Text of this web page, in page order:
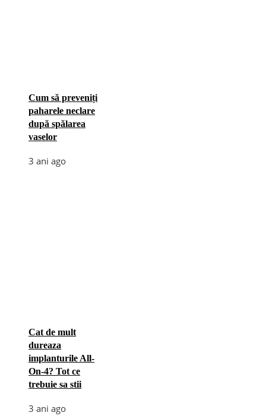
Cum să preveniți
paharele neclare
după spălarea
vaselor
3 ani ago
Cat de mult
dureaza
implanturile All-
On-4? Tot ce
trebuie sa stii
3 ani ago